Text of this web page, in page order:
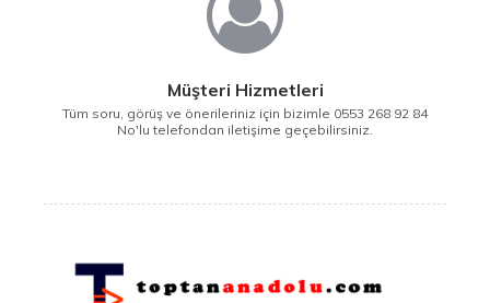
Müşteri Hizmetleri
Tüm soru, görüş ve önerileriniz için bizimle 0553 268 92 84
No'lu telefondan iletişime geçebilirsiniz.